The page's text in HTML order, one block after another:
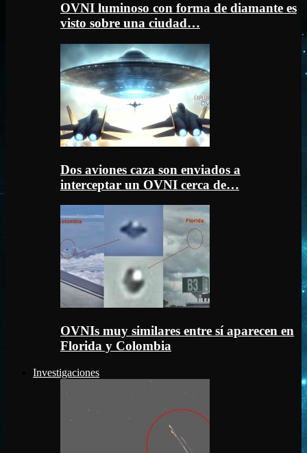
OVNI luminoso con forma de diamante es
visto sobre una ciudad…
Dos aviones caza son enviados a
interceptar un OVNI cerca de…
OVNIs muy similares entre sí aparecen en
Florida y Colombia
Investigaciones